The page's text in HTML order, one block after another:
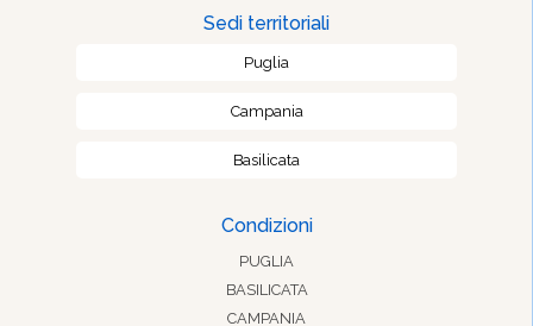
Sedi territoriali
Puglia
Campania
Basilicata
Condizioni
PUGLIA
BASILICATA
CAMPANIA